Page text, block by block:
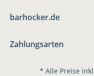
barhocker.de
Zahlungsarten
* Alle Preise